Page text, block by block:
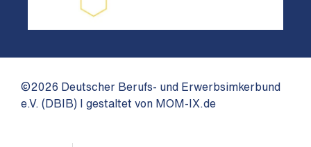
©2026 Deutscher Berufs- und Erwerbsimkerbund
e.V. (DBIB) I gestaltet von MOM-IX.de